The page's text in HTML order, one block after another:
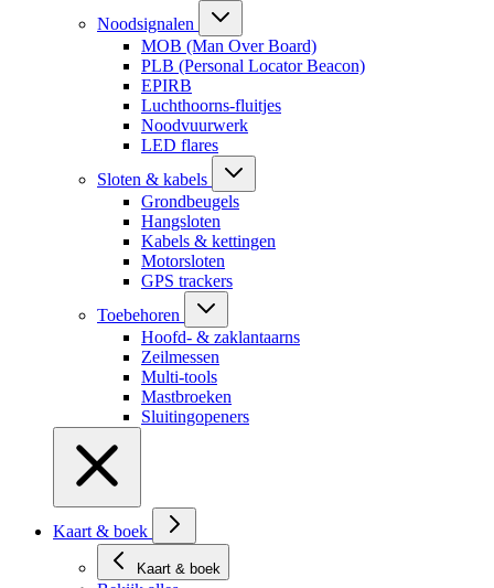
Noodsignalen
MOB (Man Over Board)
PLB (Personal Locator Beacon)
EPIRB
Luchthoorns-fluitjes
Noodvuurwerk
LED flares
Sloten & kabels
Grondbeugels
Hangsloten
Kabels & kettingen
Motorsloten
GPS trackers
Toebehoren
Hoofd- & zaklantaarns
Zeilmessen
Multi-tools
Mastbroeken
Sluitingopeners
Kaart & boek
Kaart & boek